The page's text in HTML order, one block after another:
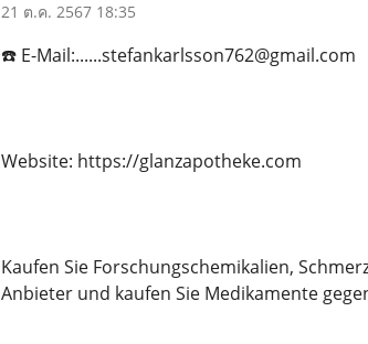
21 ต.ค. 2567 18:35
☎️ E-Mail:......stefankarlsson762@gmail.com
Website: https://glanzapotheke.com
Kaufen Sie Forschungschemikalien,
Anbieter und kaufen Sie Medikamente